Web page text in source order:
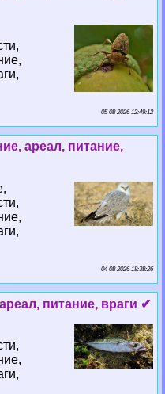
05 08 2026 12:49:12
ареал, питание,
04 08 2026 18:38:26
питание, враги ✔